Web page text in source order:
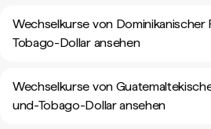
Wechselkurse von Dominikanischer
Tobago-Dollar ansehen
Wechselkurse von
und-Tobago-Dollar ansehen